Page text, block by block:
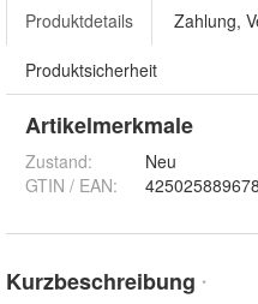
Produktdetails Zahlung,
Produktsicherheit
Artikelmerkmale
Zustand:
Neu
GTIN / EAN:
Kurzbeschreibung *